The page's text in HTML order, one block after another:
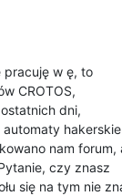
pracuję w ę, to
CROTOS,
dni,
nam forum,
czy znasz
się na tym nie